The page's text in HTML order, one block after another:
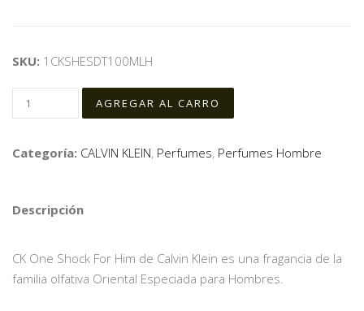
SKU: 1CKSHESDT100MLH
Categoría: CALVIN KLEIN, Perfumes, Perfumes Hombre
Descripción
CK One Shock For Him de Calvin Klein es una fragancia de la
familia olfativa Oriental Especiada para Hombres.